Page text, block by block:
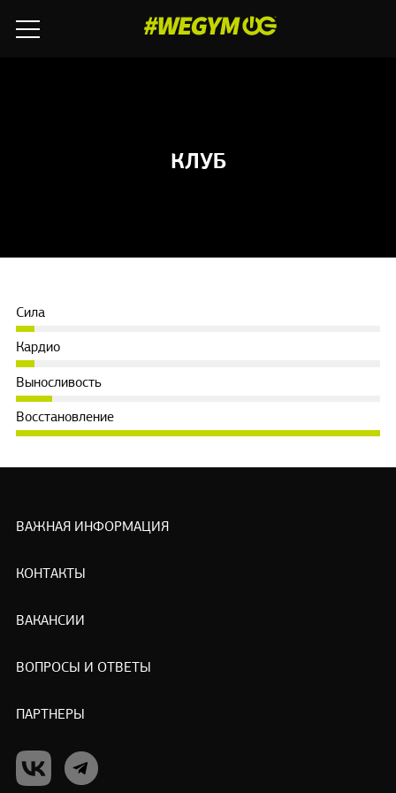
КЛУБ
Сила
Кардио
Выносливость
Восстановление
ВАЖНАЯ ИНФОРМАЦИЯ
КОНТАКТЫ
ВАКАНСИИ
ВОПРОСЫ И ОТВЕТЫ
ПАРТНЕРЫ